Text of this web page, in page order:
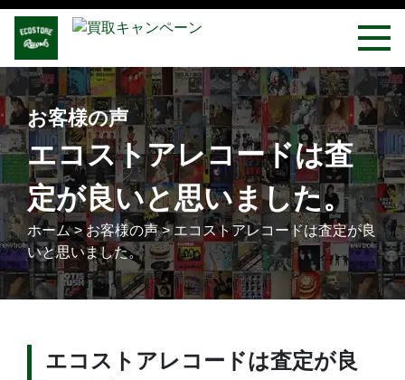
お客様の声
エコストアレコードは査
定が良いと思いました。
ホーム> お客様の声>エコストアレコードは査定が良
いと思いました。
エコストアレコードは査定が良